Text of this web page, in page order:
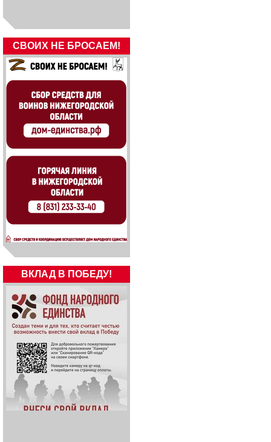
СВОИХ НЕ БРОСАЕМ!
ВКЛАД В ПОБЕДУ!